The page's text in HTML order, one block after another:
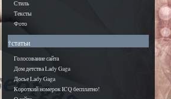
Стиль
Тексты
Фото
†статьи
Голосование сайта
Дом детства Lady Gaga
Досье Lady Gaga
Короткий номерок ICQ бесплатно!